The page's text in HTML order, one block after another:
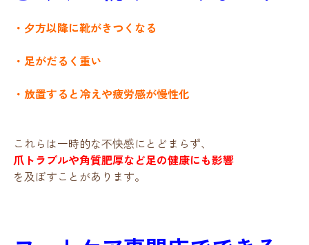
・夕方以降に靴がきつくなる
・足がだるく重い
・放置すると冷えや疲労感が慢性化
これらは一時的な不快感にとどまらず、
爪トラブルや角質肥厚など足の健康にも影響
を及ぼすことがあります。